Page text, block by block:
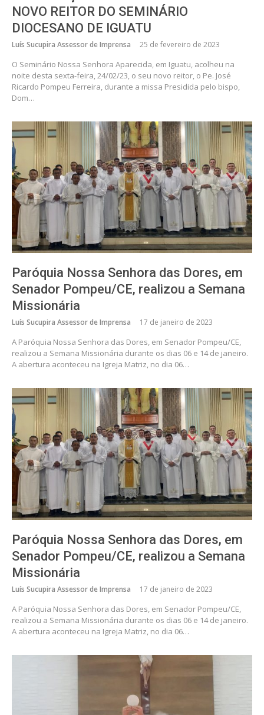
NOVO REITOR DO SEMINÁRIO
DIOCESANO DE IGUATU
Luís Sucupira Assessor de Imprensa 25 de fevereiro de 2023
O Seminário Nossa Senhora Aparecida, em Iguatu, acolheu na
noite desta sexta-feira, 24/02/23, o seu novo reitor, o Pe. José
Ricardo Pompeu Ferreira, durante a missa Presidida pelo bispo,
Dom…
Paróquia Nossa Senhora das Dores, em
Senador Pompeu/CE, realizou a Semana
Missionária
Luís Sucupira Assessor de Imprensa 17 de janeiro de 2023
A Paróquia Nossa Senhora das Dores, em Senador Pompeu/CE,
realizou a Semana Missionária durante os dias 06 e 14 de janeiro.
A abertura aconteceu na Igreja Matriz, no dia 06…
Paróquia Nossa Senhora das Dores, em
Senador Pompeu/CE, realizou a Semana
Missionária
Luís Sucupira Assessor de Imprensa 17 de janeiro de 2023
A Paróquia Nossa Senhora das Dores, em Senador Pompeu/CE,
realizou a Semana Missionária durante os dias 06 e 14 de janeiro.
A abertura aconteceu na Igreja Matriz, no dia 06…